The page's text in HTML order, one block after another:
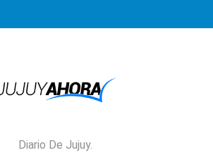
Jujuy Ahora!
Diario De Jujuy.